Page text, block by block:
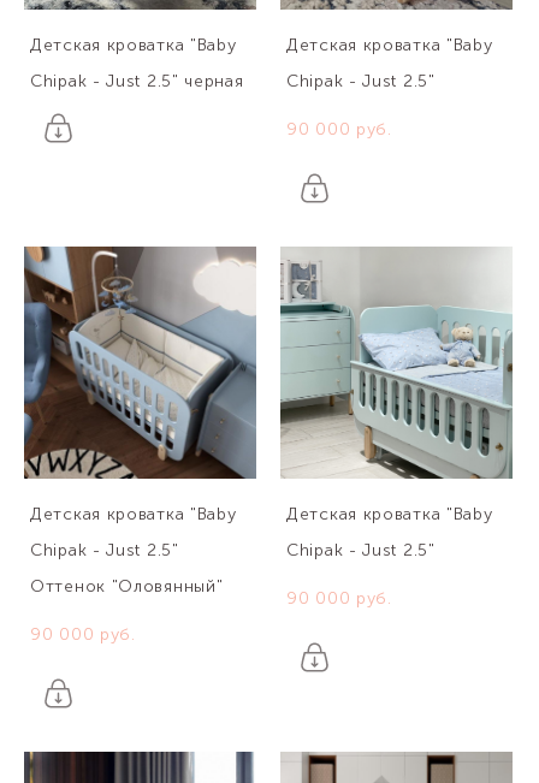
Детская кроватка "Baby
Chipak - Just 2.5" черная
Детская кроватка "Baby
Chipak - Just 2.5"
90 000 pуб.
Детская кроватка "Baby
Chipak - Just 2.5"
Оттенок "Оловянный"
90 000 pуб.
Детская кроватка "Baby
Chipak - Just 2.5"
90 000 pуб.